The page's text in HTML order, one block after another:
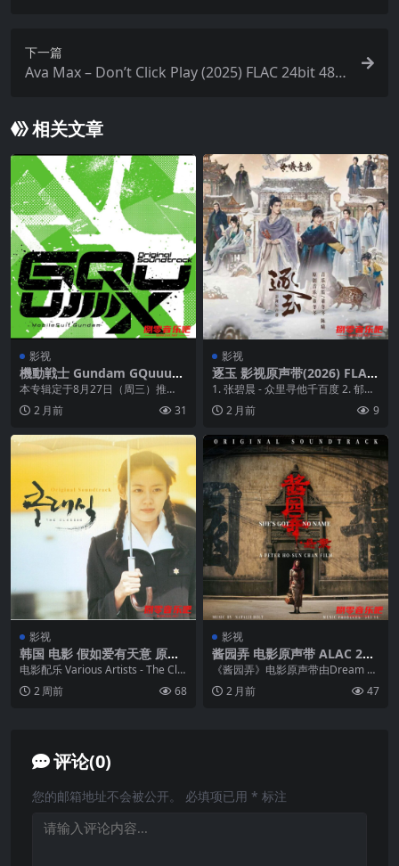
下一篇
Ava Max – Don’t Click Play (2025) FLAC 24bit 48k
相关文章
影视
機動戦士 Gundam GQuuuu
uuX 机动战士高达GQuuuuu
uX》原创原声音乐 FLAC 24bi
t 48kHz
本专辑定于8月27日（周三）推
出，封面由负责作品Logo及美术设
定的市古齐史操刀...
2 月前 31
影视
逐玉 影视原声带(2026) FLAC
Hi-Res 24bit 48khz
1. 张碧晨 - 众里寻他千百度 2. 郁可
唯 - 清清如我...
2 月前 9
影视
韩国 电影 假如爱有天意 原声
带 OST
电影配乐 Various Artists - The Cla
ssic (2003...
2 周前 68
影视
酱园弄 电影原声带 ALAC 24b
it 48kHz + 电影 酱园弄 悬案
正片
《酱园弄》电影原声带由Dream St
udio音乐工作室出品，著名音乐制
作人于飞...
2 月前 47
评论(0)
您的邮箱地址不会被公开。 必填项已用 * 标注